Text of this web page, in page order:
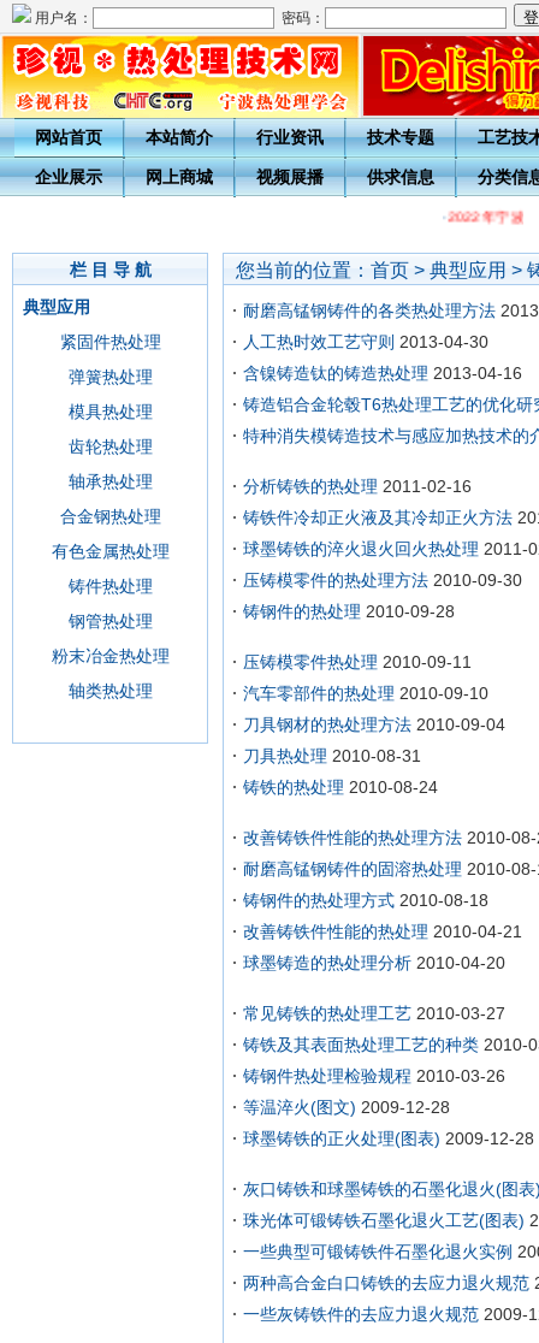
用户名： 密码：
网站首页 本站简介 行业资讯 技术专题 工艺技
企业展示 网上商城 视频展播 供求信息 分类信
·2022年宁波热
栏 目 导 航
典型应用
紧固件热处理
弹簧热处理
模具热处理
齿轮热处理
轴承热处理
合金钢热处理
有色金属热处理
铸件热处理
钢管热处理
粉末冶金热处理
轴类热处理
您当前的位置： 首页 > 典型应用 >
耐磨高锰钢铸件的各类热处理方法
人工热时效工艺守则 2013-04-30
含镍铸造钛的铸造热处理 2013-04-16
铸造铝合金轮毂T6热处理工艺的优化研
特种消失模铸造技术与感应加热技术的
分析铸铁的热处理 2011-02-16
铸铁件冷却正火液及其冷却正火方法
球墨铸铁的淬火退火回火热处理 2011-
压铸模零件的热处理方法 2010-09-30
铸钢件的热处理 2010-09-28
压铸模零件热处理 2010-09-11
汽车零部件的热处理 2010-09-10
刀具钢材的热处理方法 2010-09-04
刀具热处理 2010-08-31
铸铁的热处理 2010-08-24
改善铸铁件性能的热处理方法 2010-
耐磨高锰钢铸件的固溶热处理 2010-
铸钢件的热处理方式 2010-08-18
改善铸铁件性能的热处理 2010-04-21
球墨铸造的热处理分析 2010-04-20
常见铸铁的热处理工艺 2010-03-27
铸铁及其表面热处理工艺的种类 2010-
铸钢件热处理检验规程 2010-03-26
等温淬火(图文) 2009-12-28
球墨铸铁的正火处理(图表) 2009-12-28
灰口铸铁和球墨铸铁的石墨化退火(图表
珠光体可锻铸铁石墨化退火工艺(图表)
一些典型可锻铸铁件石墨化退火实例
两种高合金白口铸铁的去应力退火规范
一些灰铸铁件的去应力退火规范 2009-